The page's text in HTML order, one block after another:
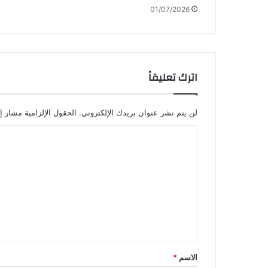
01/07/2026
اترك تعليقاً
لن يتم نشر عنوان بريدك الإلكتروني. الحقول الإلزامية مشار
ق
*
الاسم *